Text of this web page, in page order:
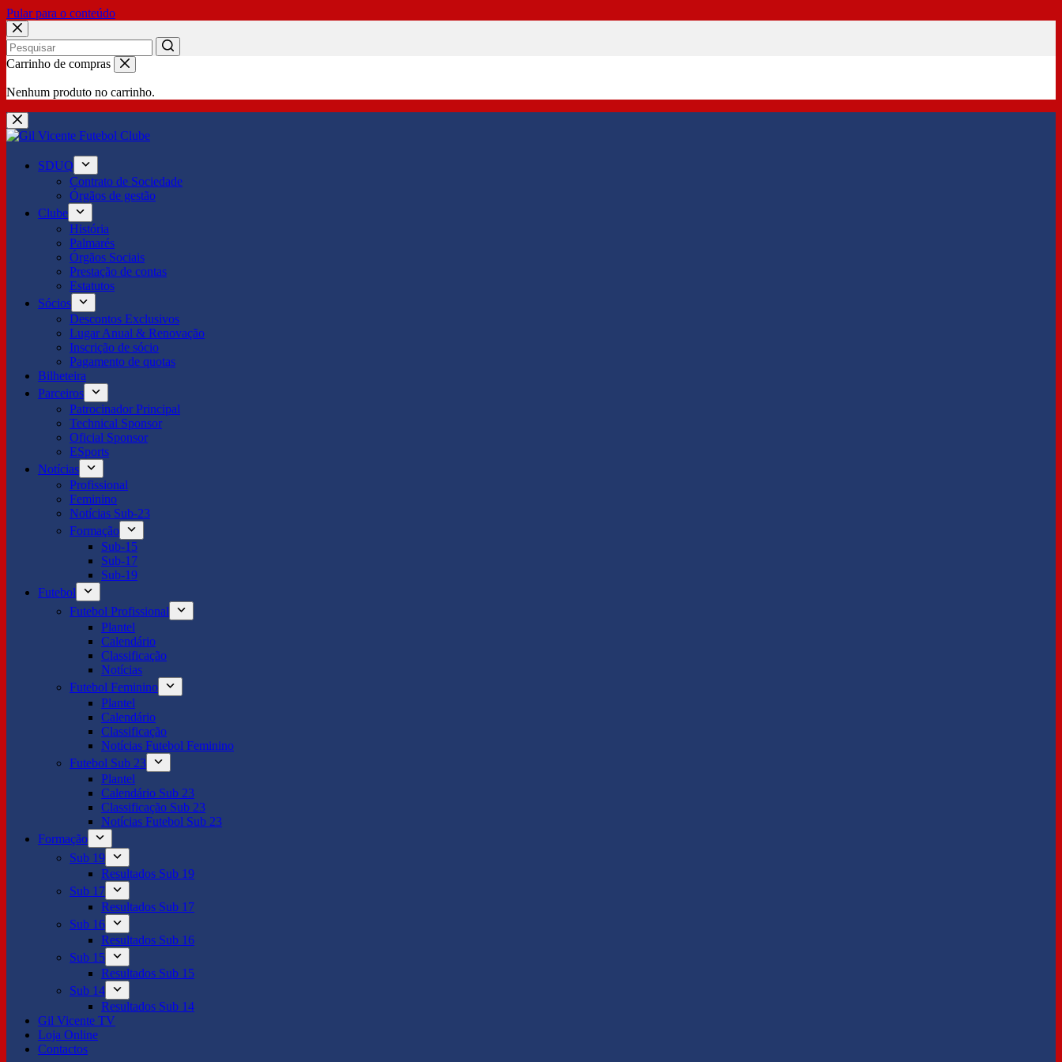
Pular para o conteúdo
No
Carrinho de compras
Nenhum produto no carrinho.
SDUQ
Contrato de Sociedade
Órgãos de gestão
Clube
História
Palmarés
Órgãos Sociais
Prestação de contas
Estatutos
Sócios
Descontos Exclusivos
Lugar Anual & Renovação
Inscrição de sócio
Pagamento de quotas
Bilheteira
Parceiros
Patrocinador Principal
Technical Sponsor
Oficial Sponsor
ESports
Notícias
Profissional
Feminino
Notícias Sub-23
Formação
Sub-15
Sub-17
Sub-19
Futebol
Futebol Profissional
Plantel
Calendário
Classificação
Notícias
Futebol Feminino
Plantel
Calendário
Classificação
Notícias Futebol Feminino
Futebol Sub 23
Plantel
Calendário Sub 23
Classificação Sub 23
Notícias Futebol Sub 23
Formação
Sub 19
Resultados Sub 19
Sub 17
Resultados Sub 17
Sub 16
Resultados Sub 16
Sub 15
Resultados Sub 15
Sub 14
Resultados Sub 14
Gil Vicente TV
Loja Online
Contactos